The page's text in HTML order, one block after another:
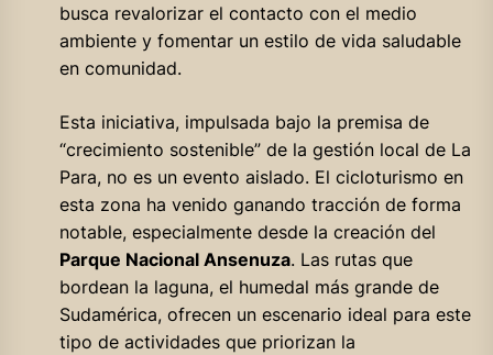
busca revalorizar el contacto con el medio
ambiente y fomentar un estilo de vida saludable
en comunidad.
Esta iniciativa, impulsada bajo la premisa de
“crecimiento sostenible” de la gestión local de La
Para, no es un evento aislado. El cicloturismo en
esta zona ha venido ganando tracción de forma
notable, especialmente desde la creación del
Parque Nacional Ansenuza. Las rutas que
bordean la laguna, el humedal más grande de
Sudamérica, ofrecen un escenario ideal para este
tipo de actividades que priorizan la